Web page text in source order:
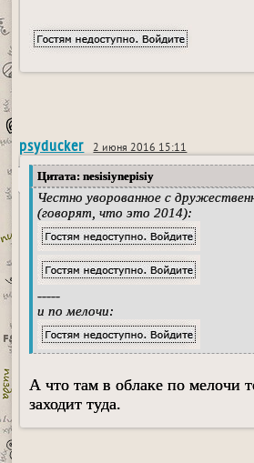
psyducker 2 июня 2016 15:11
Цитата: nesisiynepisiy
Честно уворованное с
(говорят, что это 2014):
-----
и по мелочи:
А что там в облаке по мелочи
заходит туда.